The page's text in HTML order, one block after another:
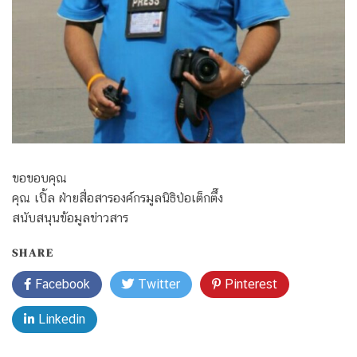
ขอขอบคุณ
คุณ เปิ้ล ฝ่ายสื่อสารองค์กรมูลนิธิป่อเต็กตึ๊ง
สนับสนุนข้อมูลข่าวสาร
SHARE
Facebook Twitter Pinterest
Linkedin